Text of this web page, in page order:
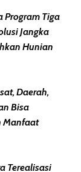
Program Tiga
Jangka
Hunian
Daerah,
Bisa
Manfaat
Terealisasi